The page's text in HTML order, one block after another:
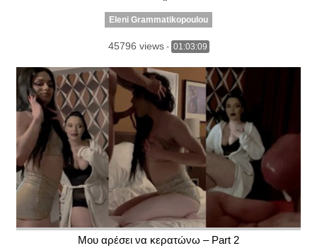
Eleni Grammatikopoulou
45796 views- 01:03:09
Μου αρέσει να κερατώνω – Part 2